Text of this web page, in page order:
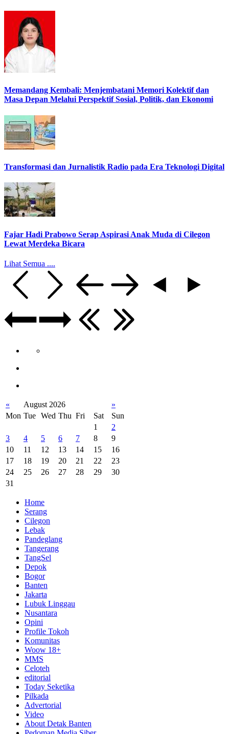
Memandang Kembali: Menjembatani Memori Kolektif dan
Masa Depan Melalui Perspektif Sosial, Politik, dan Ekonomi
Transformasi dan Jurnalistik Radio pada Era Teknologi Digital
Fajar Hadi Prabowo Serap Aspirasi Anak Muda di Cilegon
Lewat Merdeka Bicara
Lihat Semua ....
« August 2026
»
Mon Tue Wed Thu Fri Sat
Sun
1
2
3
4 5 6 7 8
9
10
11 12 13 14 15
16
17
18 19 20 21 22
23
24
25 26 27 28 29
30
31
Home
Serang
Cilegon
Lebak
Pandeglang
Tangerang
TangSel
Depok
Bogor
Banten
Jakarta
Lubuk Linggau
Nusantara
Opini
Profile Tokoh
Komunitas
Woow 18+
MMS
Celoteh
editorial
Today Seketika
Pilkada
Advertorial
Video
About Detak Banten